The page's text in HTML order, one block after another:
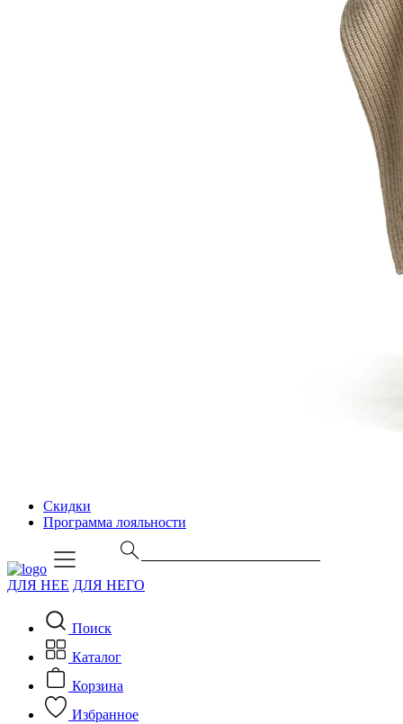
Скидки
Программа лояльности
ДЛЯ НЕЕ ДЛЯ НЕГО
Поиск
Каталог
Корзина
Избранное